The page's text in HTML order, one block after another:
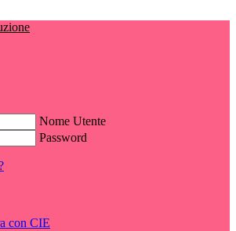
Nome Utente
Password
con CIE